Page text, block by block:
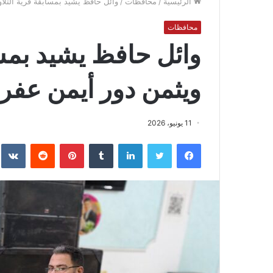
محافظات
وائل حافظ يشيد
ويثمن دور أيمن
11 يونيو، 2026
فيسبوك تويتر لينكدإن بينتيريست